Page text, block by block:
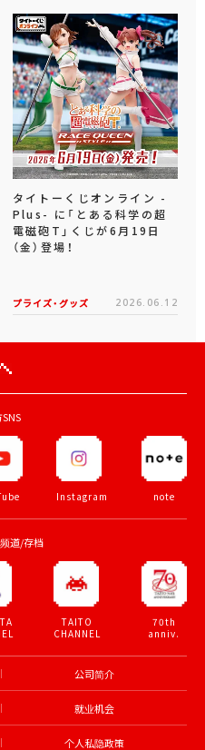
タイトーくじオンライン -
Plus- に「とある科学の超
電磁砲T」くじが6月19日
（金）登場！
プライズ・グッズ 2026.06.12
Instagram note
道/存档
TAITO
CHANNEL
70th
anniv.
公司简介
就业机会
个人私隐政策